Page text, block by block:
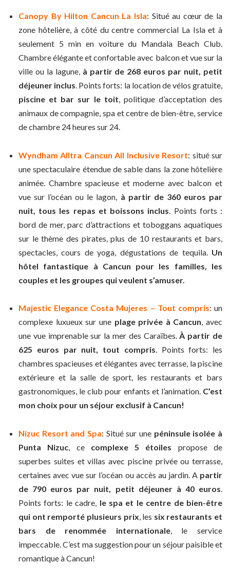
Canopy By Hilton Cancun La Isla: Situé au cœur de la
zone hôtelière, à côté du centre commercial La Isla et à
seulement 5 min en voiture du Mandala Beach Club.
Chambre élégante et confortable avec balcon et vue sur la
ville ou la lagune,à partir de 268 euros par nuit, petit
déjeuner inclus. Points forts: la location de vélos gratuite,
piscine et bar sur le toit, politique d’acceptation des
animaux de compagnie, spa et centre de bien-être, service
de chambre 24 heures sur 24.
Wyndham Alltra Cancun All Inclusive Resort: situé sur
une spectaculaire étendue de sable dans la zone hôtelière
animée. Chambre spacieuse et moderne avec balcon et
vue sur l’océan ou le lagon, à partir de 360 euros par
nuit, tous les repas et boissons inclus. Points forts :
bord de mer, parc d’attractions et toboggans aquatiques
sur le thème des pirates, plus de 10 restaurants et bars,
spectacles, cours de yoga, dégustations de tequila. Un
hôtel fantastique à Cancun pour les familles, les
couples et les groupes qui veulent s’amuser.
Majestic Elegance Costa Mujeres – Tout compris: un
complexe luxueux sur une plage privée à Cancun, avec
une vue imprenable sur la mer des Caraïbes.À partir de
625 euros par nuit, tout compris. Points forts: les
chambres spacieuses et élégantes avec terrasse, la piscine
extérieure et la salle de sport, les restaurants et bars
gastronomiques, le club pour enfants et l’animation. C’est
mon choix pour un séjour exclusif à Cancun!
Nizuc Resort and Spa: Situé sur une péninsule isolée à
Punta Nizuc , ce complexe 5 étoiles propose de
superbes suites et villas avec piscine privée ou terrasse,
certaines avec vue sur l’océan ou accès au jardin. A partir
de 790 euros par nuit, petit déjeuner à 40 euros
Points forts: le cadre, le spa et le centre de bien-être
qui ont remporté plusieurs prix , les six restaurants et
bars de renommée internationale, le service
impeccable. C’est ma suggestion pour un séjour paisible et
romantique à Cancun!